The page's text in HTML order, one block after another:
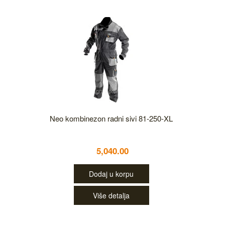
Neo kombinezon radni sivi 81-250-XL
5,040.00
Dodaj u korpu
Više detalja